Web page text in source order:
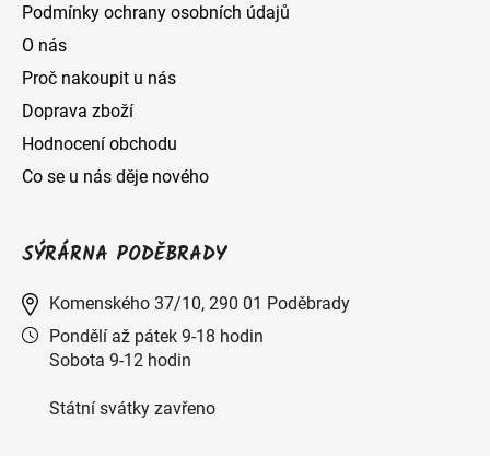
Podmínky ochrany osobních údajů
O nás
Proč nakoupit u nás
Doprava zboží
Hodnocení obchodu
Co se u nás děje nového
SÝRÁRNA PODĚBRADY
Komenského 37/10, 290 01 Poděbrady
Pondělí až pátek 9-18 hodin
Sobota 9-12 hodin
Státní svátky zavřeno